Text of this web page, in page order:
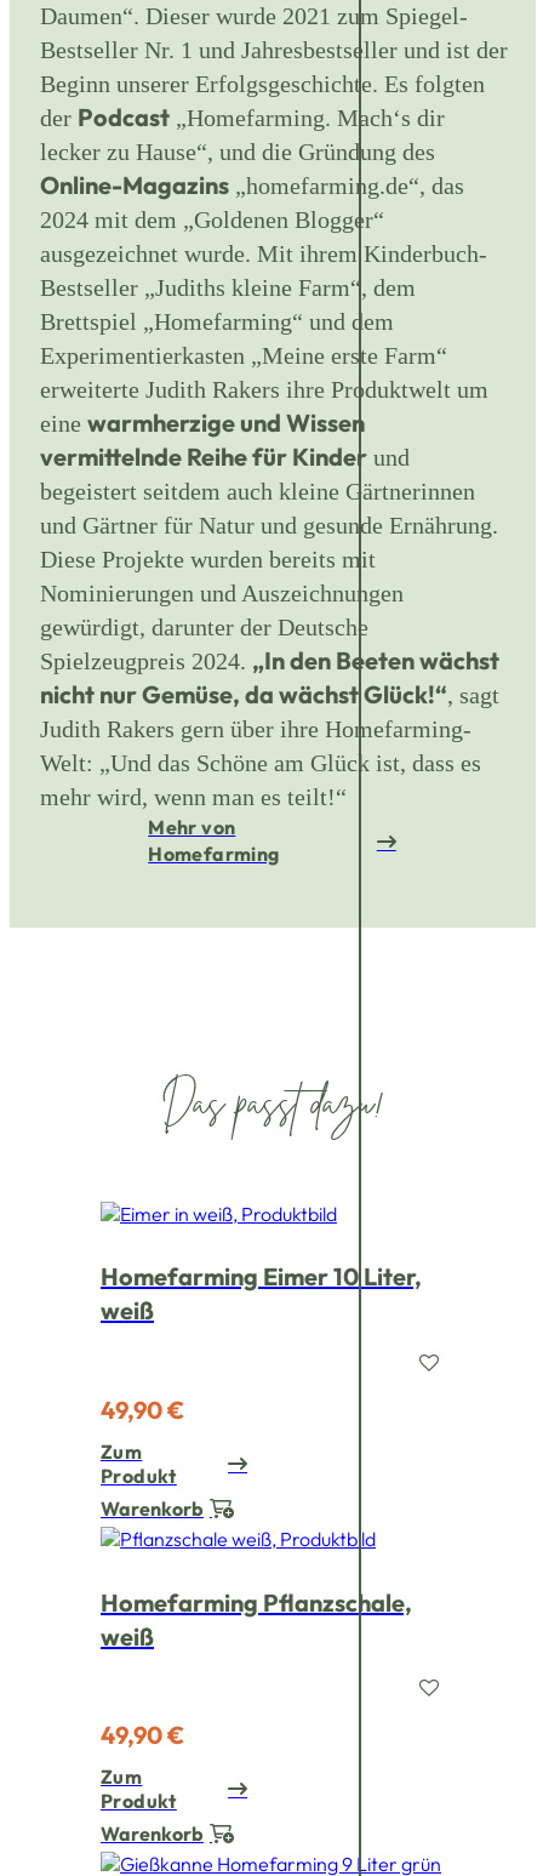
Daumen“. Dieser wurde 2021 zum Spiegel-
Bestseller Nr. 1 und Jahresbestseller und ist der
Beginn unserer Erfolgsgeschichte. Es folgten
der Podcast „Homefarming. Mach‘s dir
lecker zu Hause“, und die Gründung des
Online-Magazins „homefarming.de“, das
2024 mit dem „Goldenen Blogger“
ausgezeichnet wurde. Mit ihrem Kinderbuch-
Bestseller „Judiths kleine Farm“, dem
Brettspiel „Homefarming“ und dem
Experimentierkasten „Meine erste Farm“
erweiterte Judith Rakers ihre Produktwelt um
eine warmherzige und Wissen
vermittelnde Reihe für Kinder und
begeistert seitdem auch kleine Gärtnerinnen
und Gärtner für Natur und gesunde Ernährung.
Diese Projekte wurden bereits mit
Nominierungen und Auszeichnungen
gewürdigt, darunter der Deutsche
Spielzeugpreis 2024. „In den Beeten wächst
nicht nur Gemüse, da wächst Glück!“, sagt
Judith Rakers gern über ihre Homefarming-
Welt: „Und das Schöne am Glück ist, dass es
mehr wird, wenn man es teilt!“
Mehr von
Homefarming
Das passt dazu!
Homefarming Eimer 10 Liter,
weiß
49,90 €
Zum
Produkt
Warenkorb
Homefarming Pflanzschale,
weiß
49,90 €
Zum
Produkt
Warenkorb